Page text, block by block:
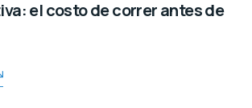
el costo de correr antes de